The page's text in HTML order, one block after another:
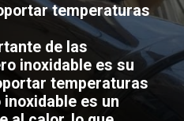
temperaturas
de las
inoxidable es su
temperaturas
es un